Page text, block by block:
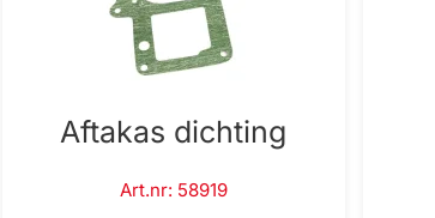
Aftakas dichting
Art.nr: 58919